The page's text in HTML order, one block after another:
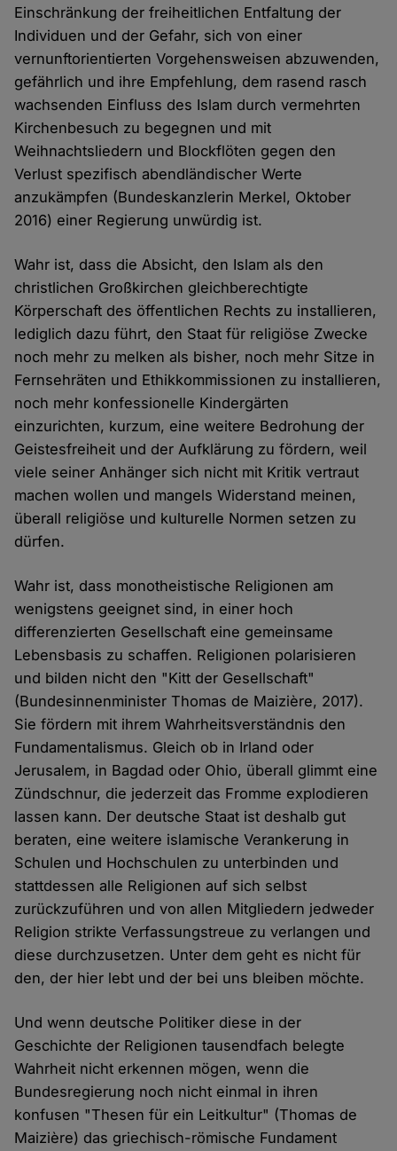
Einschränkung der freiheitlichen Entfaltung der
Individuen und der Gefahr, sich von einer
vernunftorientierten Vorgehensweisen abzuwenden,
gefährlich und ihre Empfehlung, dem rasend rasch
wachsenden Einfluss des Islam durch vermehrten
Kirchenbesuch zu begegnen und mit
Weihnachtsliedern und Blockflöten gegen den
Verlust spezifisch abendländischer Werte
anzukämpfen (Bundeskanzlerin Merkel, Oktober
2016) einer Regierung unwürdig ist.
Wahr ist, dass die Absicht, den Islam als den
christlichen Großkirchen gleichberechtigte
Körperschaft des öffentlichen Rechts zu installieren,
lediglich dazu führt, den Staat für religiöse Zwecke
noch mehr zu melken als bisher, noch mehr Sitze in
Fernsehräten und Ethikkommissionen zu installieren,
noch mehr konfessionelle Kindergärten
einzurichten, kurzum, eine weitere Bedrohung der
Geistesfreiheit und der Aufklärung zu fördern, weil
viele seiner Anhänger sich nicht mit Kritik vertraut
machen wollen und mangels Widerstand meinen,
überall religiöse und kulturelle Normen setzen zu
dürfen.
Wahr ist, dass monotheistische Religionen am
wenigstens geeignet sind, in einer hoch
differenzierten Gesellschaft eine gemeinsame
Lebensbasis zu schaffen. Religionen polarisieren
und bilden nicht den "Kitt der Gesellschaft"
(Bundesinnenminister Thomas de Maizière, 2017).
Sie fördern mit ihrem Wahrheitsverständnis den
Fundamentalismus. Gleich ob in Irland oder
Jerusalem, in Bagdad oder Ohio, überall glimmt eine
Zündschnur, die jederzeit das Fromme explodieren
lassen kann. Der deutsche Staat ist deshalb gut
beraten, eine weitere islamische Verankerung in
Schulen und Hochschulen zu unterbinden und
stattdessen alle Religionen auf sich selbst
zurückzuführen und von allen Mitgliedern jedweder
Religion strikte Verfassungstreue zu verlangen und
diese durchzusetzen. Unter dem geht es nicht für
den, der hier lebt und der bei uns bleiben möchte.
Und wenn deutsche Politiker diese in der
Geschichte der Religionen tausendfach belegte
Wahrheit nicht erkennen mögen, wenn die
Bundesregierung noch nicht einmal in ihren
konfusen "Thesen für ein Leitkultur" (Thomas de
Maizière) das griechisch-römische Fundament